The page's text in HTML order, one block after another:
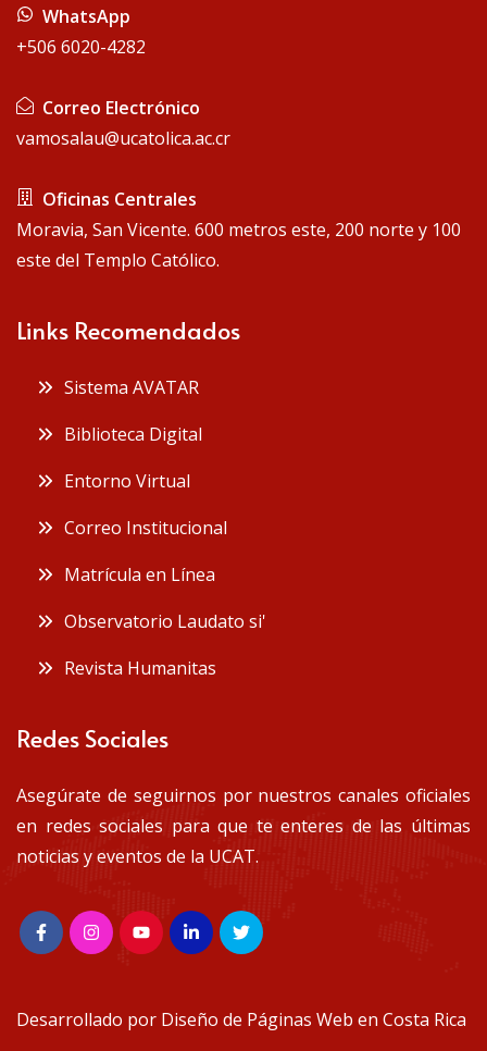
WhatsApp
+506 6020-4282
Correo Electrónico
vamosalau@ucatolica.ac.cr
Oficinas Centrales
Moravia, San Vicente. 600 metros este, 200 norte y 100
este del Templo Católico.
Links Recomendados
Sistema AVATAR
Biblioteca Digital
Entorno Virtual
Correo Institucional
Matrícula en Línea
Observatorio Laudato si'
Revista Humanitas
Redes Sociales
Asegúrate de seguirnos por nuestros canales oficiales
en redes sociales para que te enteres de las últimas
noticias y eventos de la UCAT.
Desarrollado por Diseño de Páginas Web en Costa Rica